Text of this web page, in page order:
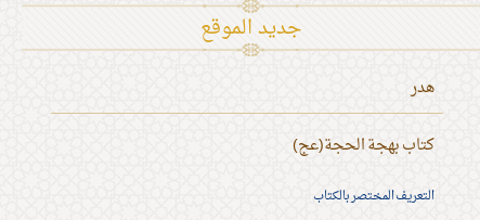
جديد الموقع
هدر
كتاب بهجة الحجة(عج)
التعريف المختصر بالكتاب